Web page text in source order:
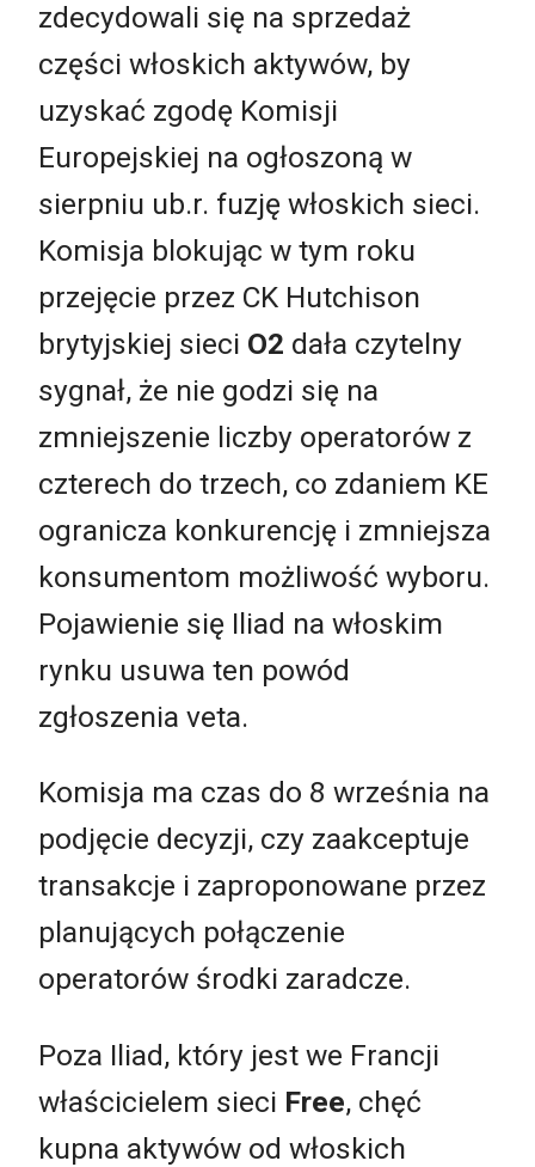
zdecydowali się na sprzedaż
części włoskich aktywów, by
uzyskać zgodę Komisji
Europejskiej na ogłoszoną w
sierpniu ub.r. fuzję włoskich sieci.
Komisja blokując w tym roku
przejęcie przez CK Hutchison
brytyjskiej sieci O2 dała czytelny
sygnał, że nie godzi się na
zmniejszenie liczby operatorów z
czterech do trzech, co zdaniem KE
ogranicza konkurencję i zmniejsza
konsumentom możliwość wyboru.
Pojawienie się Iliad na włoskim
rynku usuwa ten powód
zgłoszenia veta.
Komisja ma czas do 8 września na
podjęcie decyzji, czy zaakceptuje
transakcje i zaproponowane przez
planujących połączenie
operatorów środki zaradcze.
Poza Iliad, który jest we Francji
właścicielem sieci Free, chęć
kupna aktywów od włoskich